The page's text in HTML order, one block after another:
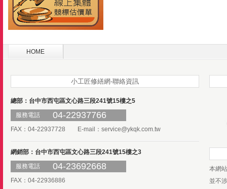
HOME
小工匠修繕網-聯絡資訊
總部：台中市西屯區文心路三段241號15樓之5
服務電話
04-22937766
FAX：04-22937728 E-mail： service@ykqk.com.tw
網銷部：台中市西屯區文心路三段241號15樓之3
服務電話
04-23692668
FAX：04-22936886
本網
並不